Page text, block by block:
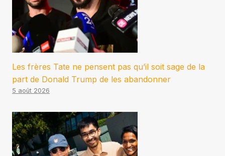
Les frères Tate ne pensent pas qu’il soit sage de la
part de Donald Trump de les abandonner
5 août 2026